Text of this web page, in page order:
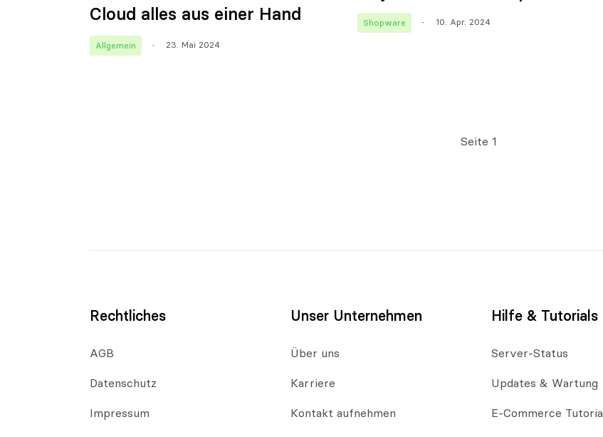
Cloud alles aus einer Hand
Allgemein 23. Mai 2024
Shopware 10. Apr. 2024
Seite 1
Rechtliches
AGB
Datenschutz
Impressum
Unser Unternehmen
Über uns
Karriere
Kontakt aufnehmen
Hilfe & Tutorials
Server-Status
Updates & Wartung
E-Commerce Tutorial